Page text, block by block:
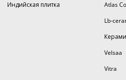
Индийская плитка
Atlas
Lb-
Velsaa
Vitra